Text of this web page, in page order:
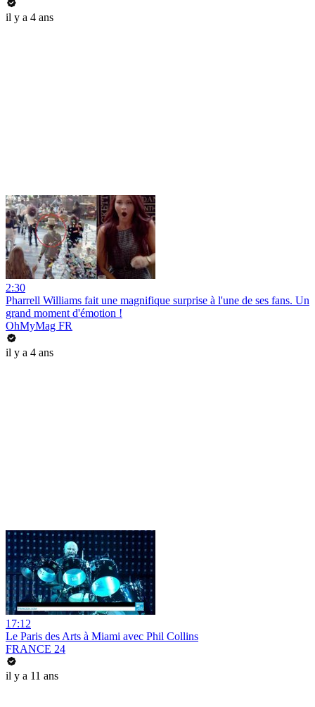
il y a 4 ans
2:30
Pharrell Williams fait une magnifique surprise à l'une de ses fans. Un
grand moment d'émotion !
OhMyMag FR
il y a 4 ans
17:12
Le Paris des Arts à Miami avec Phil Collins
FRANCE 24
il y a 11 ans